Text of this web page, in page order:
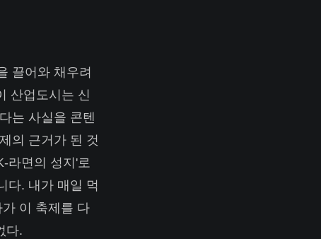
끌어와 채우려
산업도시는 신
는 사실을 콘텐
의 근거가 된 것
라면의 성지'로
다. 내가 매일 먹
이 축제를 다
다.